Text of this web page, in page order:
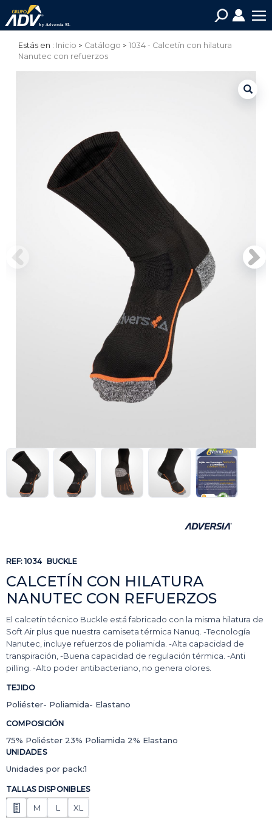
Estás en : Inicio Catálogo
1034 - Calcetín con hilatura
Nanutec con refuerzos
REF: 1034 BUCKLE
CALCETÍN CON HILATURA
NANUTEC CON REFUERZOS
El calcetín técnico Buckle está fabricado con la misma hilatura de
Soft Air plus que nuestra camiseta térmica Nanuq. -Tecnología
Nanutec, incluye refuerzos de poliamida. -Alta capacidad de
transpiración, -Buena capacidad de regulación térmica. -Anti
pilling. -Alto poder antibacteriano, no genera olores.
TEJIDO
Poliéster- Poliamida- Elastano
COMPOSICIÓN
75% Poliéster 23% Poliamida 2% Elastano
UNIDADES
Unidades por pack:1
TALLAS DISPONIBLES
M L XL